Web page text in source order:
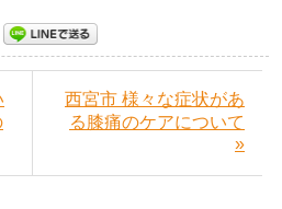
西宮市 様々な症状があ
る膝痛のケアについて
»